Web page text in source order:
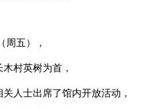
周五），
村英树为首，
人士出席了馆内开放活动，